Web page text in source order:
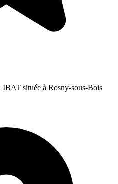
située à Rosny-sous-Bois